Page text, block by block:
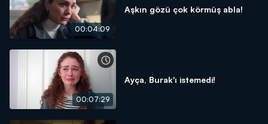
00:04:09
Aşkın gözü çok körmüş abla!
00:07:29
Ayça, Burak'ı istemedi!